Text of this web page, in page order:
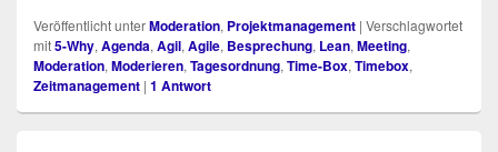
Veröffentlicht unterModeration, Projektmanagement | Verschlagwortet
mit5-Why,Agenda,Agil,Agile, Besprechung, Lean,Meeting,
Moderation,Moderieren,Tagesordnung,Time-Box,Timebox,
Zeitmanagement | 1 Antwort